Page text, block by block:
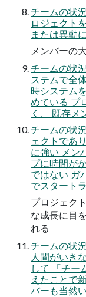
チームの状
ロジェクト
または異動
メンバーの
チームの状
ステムで全
時システム
めている プ
く、 既存メ
チームの状
ェクトであ
に強い メン
プに時間が
ではない ガ
でスタート
プロジェク
な成長に目
れる
チームの状
人間がいき
して 「チー
えたことで
バーも当然